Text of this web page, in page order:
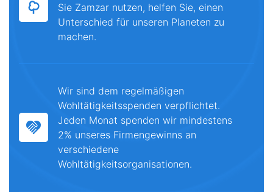
Sie Zamzar nutzen, helfen Sie, einen
Unterschied für unseren Planeten zu
machen.
Wir sind dem regelmäßigen
Wohltätigkeitsspenden verpflichtet.
Jeden Monat spenden wir mindestens
2% unseres Firmengewinns an
verschiedene
Wohltätigkeitsorganisationen.